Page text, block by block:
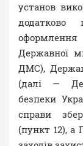
установ
додатково
Державної
ДМС),
(далі —
безпеки
справи
(пункт 12), а